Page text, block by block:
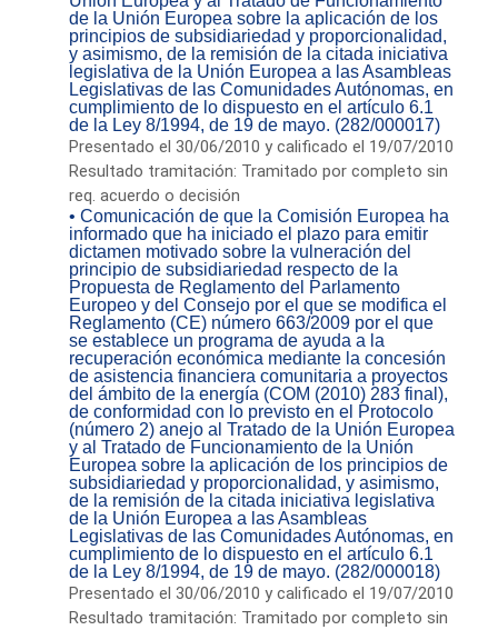
de la Unión Europea sobre la aplicación de los
principios de subsidiariedad y proporcionalidad,
y asimismo, de la remisión de la citada iniciativa
legislativa de la Unión Europea a las Asambleas
Legislativas de las Comunidades Autónomas, en
cumplimiento de lo dispuesto en el artículo 6.1
de la Ley 8/1994, de 19 de mayo. (282/000017)
Presentado el 30/06/2010 y calificado el 19/07/2010
Resultado tramitación: Tramitado por completo sin
req. acuerdo o decisión
• Comunicación de que la Comisión Europea ha
informado que ha iniciado el plazo para emitir
dictamen motivado sobre la vulneración del
principio de subsidiariedad respecto de la
Propuesta de Reglamento del Parlamento
Europeo y del Consejo por el que se modifica el
Reglamento (CE) número 663/2009 por el que
se establece un programa de ayuda a la
recuperación económica mediante la concesión
de asistencia financiera comunitaria a proyectos
del ámbito de la energía (COM (2010) 283 final),
de conformidad con lo previsto en el Protocolo
(número 2) anejo al Tratado de la Unión Europea
y al Tratado de Funcionamiento de la Unión
Europea sobre la aplicación de los principios de
subsidiariedad y proporcionalidad, y asimismo,
de la remisión de la citada iniciativa legislativa
de la Unión Europea a las Asambleas
Legislativas de las Comunidades Autónomas, en
cumplimiento de lo dispuesto en el artículo 6.1
de la Ley 8/1994, de 19 de mayo. (282/000018)
Presentado el 30/06/2010 y calificado el 19/07/2010
Resultado tramitación: Tramitado por completo sin